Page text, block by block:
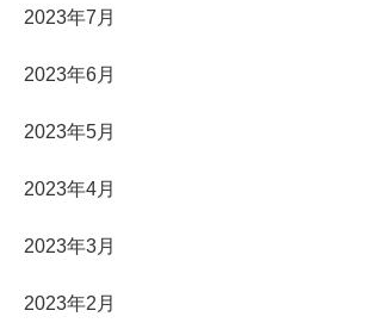
2023年7月
2023年6月
2023年5月
2023年4月
2023年3月
2023年2月